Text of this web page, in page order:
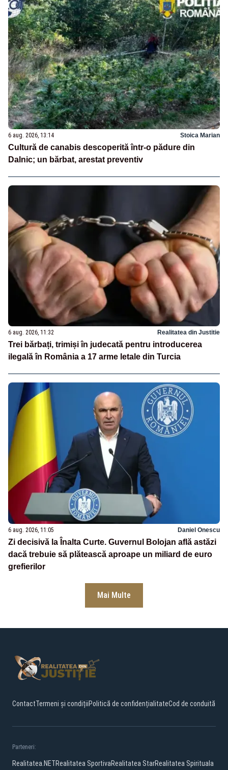
6 aug. 2026, 13:14 Stoica Marian
Cultură de canabis descoperită într-o pădure din
Dalnic; un bărbat, arestat preventiv
6 aug. 2026, 11:32 Realitatea din Justitie
Trei bărbați, trimiși în judecată pentru introducerea
ilegală în România a 17 arme letale din Turcia
6 aug. 2026, 11:05 Daniel Onescu
Zi decisivă la Înalta Curte. Guvernul Bolojan află astăzi
dacă trebuie să plătească aproape un miliard de euro
grefierilor
Mai Multe
ContactTermeni și condițiiPolitică de confidențialitateCod de conduită
Parteneri:
Realitatea.NETRealitatea SportivaRealitatea StarRealitatea Spirituala